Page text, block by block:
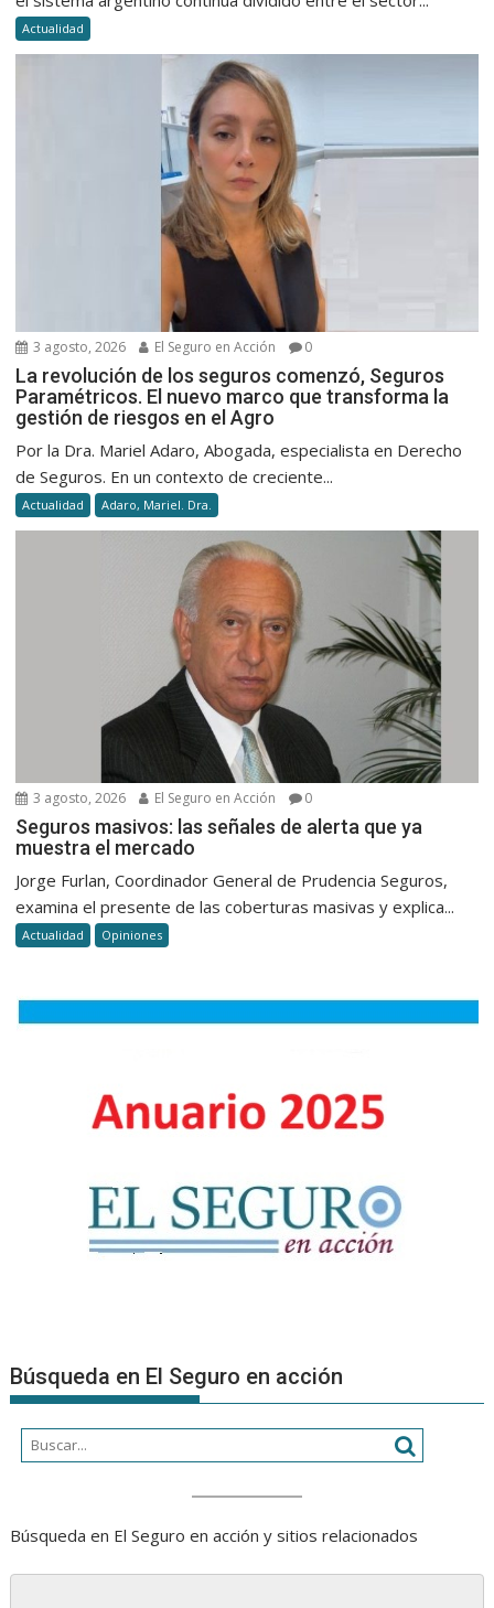
Actualidad
3 agosto, 2026 El Seguro en Acción 0
La revolución de los seguros comenzó, Seguros
Paramétricos. El nuevo marco que transforma la
gestión de riesgos en el Agro
Por la Dra. Mariel Adaro, Abogada, especialista en Derecho
de Seguros. En un contexto de creciente...
Actualidad Adaro, Mariel. Dra.
3 agosto, 2026 El Seguro en Acción 0
Seguros masivos: las señales de alerta que ya
muestra el mercado
Jorge Furlan, Coordinador General de Prudencia Seguros,
examina el presente de las coberturas masivas y explica...
Actualidad Opiniones
Búsqueda en El Seguro en acción
Búsqueda en El Seguro en acción y sitios relacionados